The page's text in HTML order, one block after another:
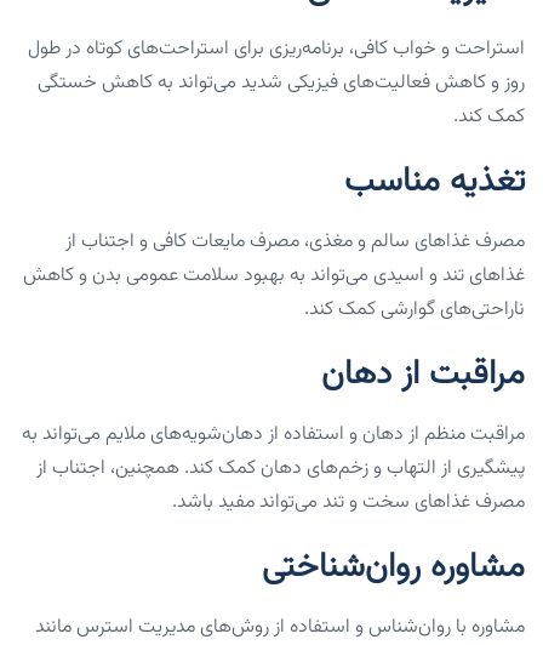
استراحت و خواب کافی، برنامه‌ریزی برای استراحت‌های کوتاه در طول
روز و کاهش فعالیت‌های فیزیکی شدید می‌تواند به کاهش خستگی
کمک کند.
تغذیه مناسب
مصرف غذاهای سالم و مغذی، مصرف مایعات کافی و اجتناب از
غذاهای تند و اسیدی می‌تواند به بهبود سلامت عمومی بدن و کاهش
ناراحتی‌های گوارشی کمک کند.
مراقبت از دهان
مراقبت منظم از دهان و استفاده از دهان‌شویه‌های ملایم می‌تواند به
پیشگیری از التهاب و زخم‌های دهان کمک کند. همچنین، اجتناب از
مصرف غذاهای سخت و تند می‌تواند مفید باشد.
مشاوره روان‌شناختی
مشاوره با روان‌شناس و استفاده از روش‌های مدیریت استرس مانند